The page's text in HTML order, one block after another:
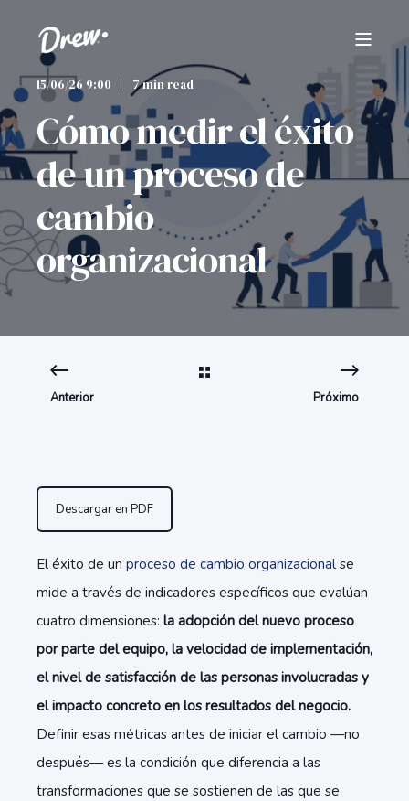
15/06/26 9:00 7 min read
Cómo medir el éxito
de un proceso de
cambio
organizacional
Anterior Próximo
Descargar en PDF
El éxito de un proceso de cambio organizacional se
mide a través de indicadores específicos que evalúan
cuatro dimensiones: la adopción del nuevo proceso
por parte del equipo, la velocidad de implementación,
el nivel de satisfacción de las personas involucradas y
el impacto concreto en los resultados del negocio.
Definir esas métricas antes de iniciar el cambio —no
después— es la condición que diferencia a las
transformaciones que se sostienen de las que se